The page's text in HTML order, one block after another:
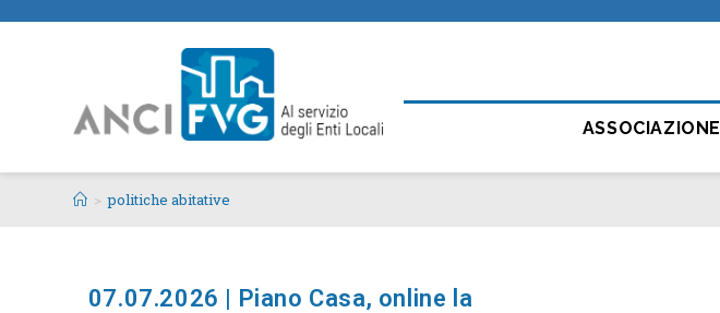
ASSOCIAZIONE
> politiche abitative
07.07.2026 | Piano Casa, online la